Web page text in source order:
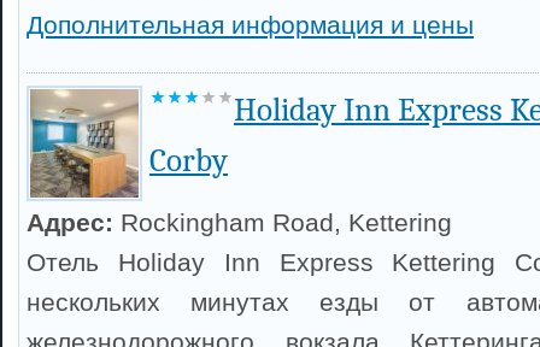
Дополнительная информация и цены
Holiday Inn Express
Corby
Адрес: Rockingham Road, Kettering
Отель Holiday Inn Express Kettering
нескольких минутах езды от